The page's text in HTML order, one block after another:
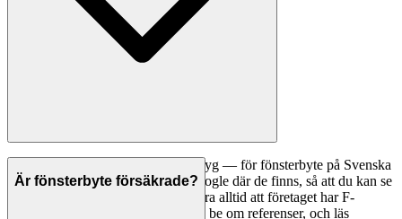
Ett bra första steg är att jämföra betyg — för fönsterbyte på Svenska
Hantverkare visar vi betyg från Google där de finns, så att du kan se
vad andra kunder tycker. Kontrollera alltid att företaget har F-
skattesedel och giltiga försäkringar, be om referenser, och läs
Är fönsterbyte försäkrade?